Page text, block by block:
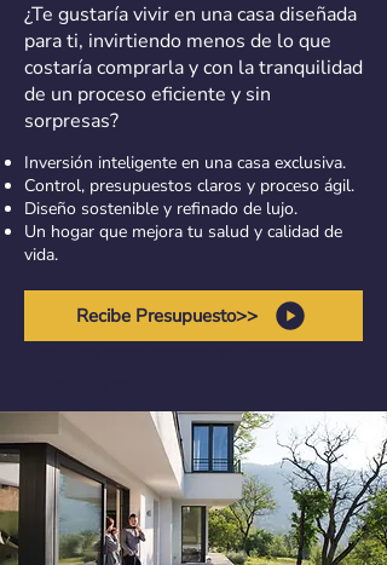
¿Te gustaría vivir en una casa diseñada
para ti, invirtiendo menos de lo que
costaría comprarla y con la tranquilidad
de un proceso eficiente y sin
sorpresas?
Inversión inteligente en una casa exclusiva.
Control, presupuestos claros y proceso ágil.
Diseño sostenible y refinado de lujo.
Un hogar que mejora tu salud y calidad de
vida.
Recibe Presupuesto>>